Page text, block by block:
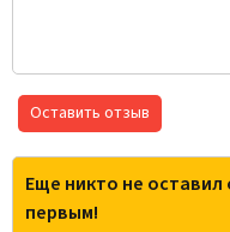
Оставить отзыв
Еще никто не
первым!